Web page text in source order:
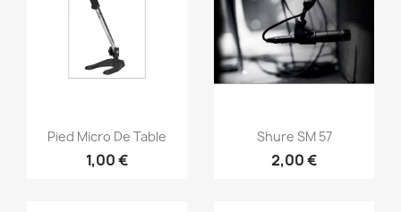
Vorschau
Pied Micro De Table
1,00 €
Vorschau
Shure SM 57
2,00 €